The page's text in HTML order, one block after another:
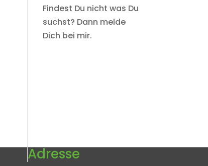
Findest Du nicht was Du
suchst? Dann melde
Dich bei mir.
Adresse